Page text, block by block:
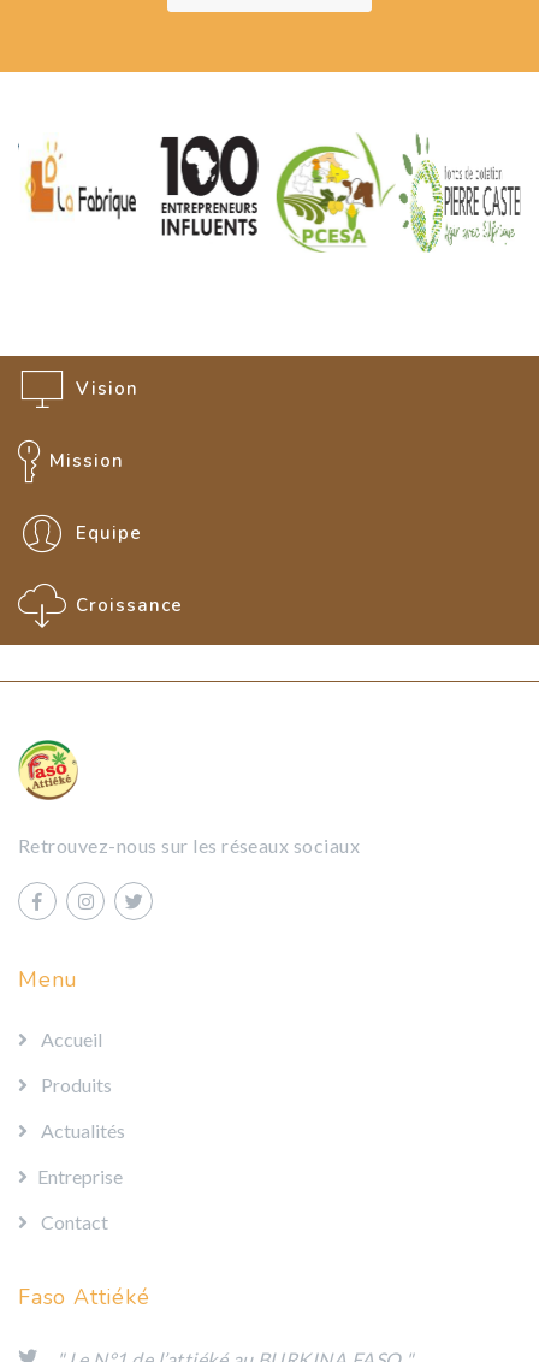
Vision
Mission
Equipe
Croissance
Retrouvez-nous sur les réseaux sociaux
Menu
Accueil
Produits
Actualités
Entreprise
Contact
Faso Attiéké